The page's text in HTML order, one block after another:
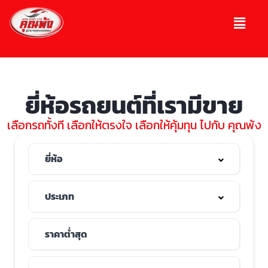
ยี่ห้อรถยนต์ที่เรามีขาย
เลือกรถทั้งที เลือกให้ตรงใจ เลือกให้คุ้มทุน ไปกับ คุณพ้ง